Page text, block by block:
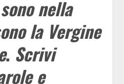
nella
la Vergine
. Scrivi
e